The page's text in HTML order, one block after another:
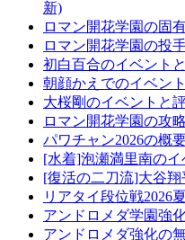
新)
ロマン開花学園の固
ロマン開花学園の投
初白百合のイベント
朝顔かえでのイベン
大桜剛のイベントと
ロマン開花学園の攻
パワチャン2026の概
[水着]泡瀬満里南の
[復活の二刀流]大谷
リアタイ段位戦2026
アンドロメダ学園強
アンドロメダ強化の